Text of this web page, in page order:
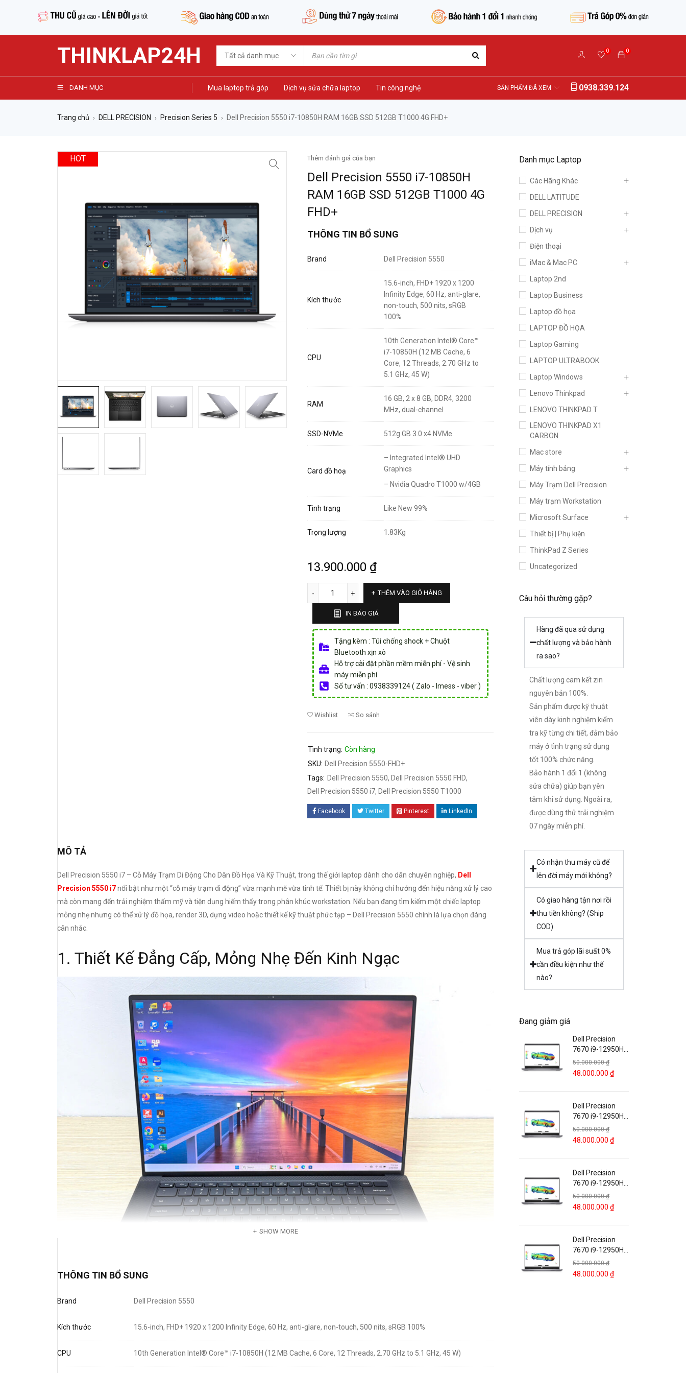
THINKLAP24H 0
0
DANH MỤC Mua laptop trả góp Dịch vụ sửa chữa laptop Tin công nghệ 0938.339.124
SẢN PHẨM ĐÃ XEM
Trang chủ › DELL PRECISION › Precision Series 5 › Dell Precision 5550 i7-10850H RAM 16GB SSD 512GB T1000 4G FHD+
HOT Thêm đánh giá của bạn
Dell Precision 5550 i7-10850H
RAM 16GB SSD 512GB T1000 4G
FHD+
THÔNG TIN BỔ SUNG
Brand Dell Precision 5550
Kích thước
15.6-inch, FHD+ 1920 x 1200
Infinity Edge, 60 Hz, anti-glare,
non-touch, 500 nits, sRGB
100%
CPU
10th Generation Intel® Core™
i7-10850H (12 MB Cache, 6
Core, 12 Threads, 2.70 GHz to
5.1 GHz, 45 W)
RAM
16 GB, 2 x 8 GB, DDR4, 3200
MHz, dual-channel
SSD-NVMe 512g GB 3.0 x4 NVMe
Card đồ hoạ
– Integrated Intel® UHD
Graphics
– Nvidia Quadro T1000 w/4GB
Tình trạng Like New 99%
Trọng lượng 1.83Kg
13.900.000 ₫
THÊM VÀO GIỎ HÀNG
IN BÁO GIÁ
Tặng kèm : Túi chống shock + Chuột
Bluetooth xịn xò
Hỗ trợ cài đặt phần mềm miễn phí - Vệ sinh
máy miễn phí
Số tư vấn : 0938339124 ( Zalo - Imess - viber )
Wishlist So sánh
Tình trạng: Còn hàng
SKU: Dell Precision 5550-FHD+
Tags: Dell Precision 5550, Dell Precision 5550 FHD,
Dell Precision 5550 i7, Dell Precision 5550 T1000
Facebook Twitter Pinterest LinkedIn
MÔ TẢ
Dell Precision 5550 i7 – Cỗ Máy Trạm Di Động Cho Dân Đồ Họa Và Kỹ Thuật, trong thế giới laptop dành cho dân chuyên nghiệp, Dell
Precision 5550 i7nổi bật như một “cỗ máy trạm di động” vừa mạnh mẽ vừa tinh tế. Thiết bị này không chỉ hướng đến hiệu năng xử lý cao
mà còn mang đến trải nghiệm thẩm mỹ và tiện dụng hiếm thấy trong phân khúc workstation. Nếu bạn đang tìm kiếm một chiếc laptop
mỏng nhẹ nhưng có thể xử lý đồ họa, render 3D, dựng video hoặc thiết kế kỹ thuật phức tạp – Dell Precision 5550 chính là lựa chọn đáng
cân nhắc.
1. Thiết Kế Đẳng Cấp, Mỏng Nhẹ Đến Kinh Ngạc
SHOW MORE
THÔNG TIN BỔ SUNG
Brand Dell Precision 5550
Kích thước 15.6-inch, FHD+ 1920 x 1200 Infinity Edge, 60 Hz, anti-glare, non-touch, 500 nits, sRGB 100%
CPU 10th Generation Intel® Core™ i7-10850H (12 MB Cache, 6 Core, 12 Threads, 2.70 GHz to 5.1 GHz, 45 W)
Danh mục Laptop
Các Hãng Khác
DELL LATITUDE
DELL PRECISION
Dịch vụ
Điện thoại
iMac & Mac PC
Laptop 2nd
Laptop Business
Laptop đồ họa
LAPTOP ĐỒ HỌA
Laptop Gaming
LAPTOP ULTRABOOK
Laptop Windows
Lenovo Thinkpad
LENOVO THINKPAD T
LENOVO THINKPAD X1
CARBON
Mac store
Máy tính bảng
Máy Trạm Dell Precision
Máy trạm Workstation
Microsoft Surface
Thiết bị | Phụ kiện
ThinkPad Z Series
Uncategorized
Câu hỏi thường gặp?
Hàng đã qua sử dụng
chất lượng và bảo hành
ra sao?
Chất lượng cam kết zin
nguyên bản 100%.
Sản phẩm được kỹ thuật
viên dày kinh nghiệm kiểm
tra kỹ từng chi tiết, đảm bảo
máy ở tình trạng sử dụng
tốt 100% chức năng.
Bảo hành 1 đổi 1 (không
sửa chữa) giúp bạn yên
tâm khi sử dụng. Ngoài ra,
được dùng thử trải nghiệm
07 ngày miễn phí.
Có nhận thu máy cũ để
lên đời máy mới không?
Có giao hàng tận nơi rồi
thu tiền không? (Ship
COD)
Mua trả góp lãi suất 0%
cần điều kiện như thế
nào?
Đang giảm giá
Dell Precision
7670 i9-12950HX
Nvidia RTX
A3000 12GB /
RTX A4500 16″
Full HD (Copy)
50.000.000₫
48.000.000 ₫
Dell Precision
7670 i9-12950HX
Nvidia RTX
A3000 12GB /
RTX A4500 16″
Full HD (Copy)
50.000.000₫
48.000.000 ₫
Dell Precision
7670 i9-12950HX
Nvidia RTX
A3000 12GB /
RTX A4500 16″
Full HD (Copy)
50.000.000₫
48.000.000 ₫
Dell Precision
7670 i9-12950HX
Nvidia RTX
A3000 12GB /
RTX A4500 16″
50.000.000₫
48.000.000 ₫